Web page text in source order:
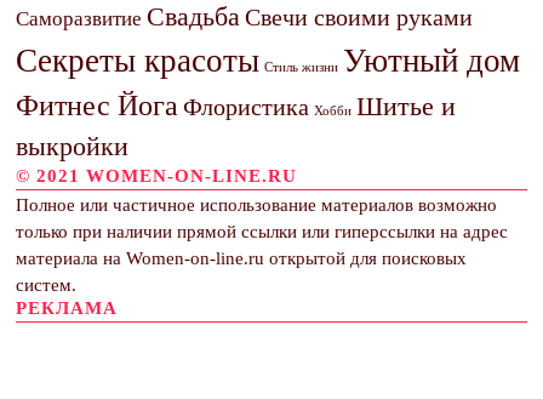
Саморазвитие Свадьба Свечи своими руками
Секреты красоты Стиль жизни Уютный дом
Фитнес Йога Флористика Хобби Шитье и
выкройки
© 2021 WOMEN-ON-LINE.RU
Полное или частичное использование материалов возможно
только при наличии прямой ссылки или гиперссылки на адрес
материала на Women-on-line.ru открытой для поисковых
систем.
РЕКЛАМА